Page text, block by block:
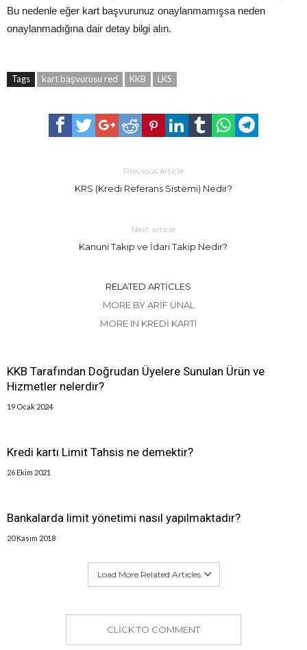
Bu nedenle eğer kart başvurunuz onaylanmamışsa neden
onaylanmadığına dair detay bilgi alın.
Tags kart başvurusu red KKB LKS
Previous article
KRS (Kredi Referans Sistemi) Nedir?
Next article
Kanuni Takip ve İdari Takip Nedir?
RELATED ARTICLES
MORE BY ARIF ÜNAL
MORE IN KREDI KARTI
KKB Tarafından Doğrudan Üyelere Sunulan Ürün ve
Hizmetler nelerdir?
19 Ocak 2024
Kredi kartı Limit Tahsis ne demektir?
26 Ekim 2021
Bankalarda limit yönetimi nasıl yapılmaktadır?
20 Kasım 2018
Load More Related Articles
CLICK TO COMMENT